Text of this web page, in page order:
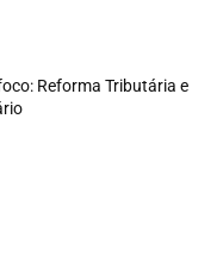
Reforma Tributária e